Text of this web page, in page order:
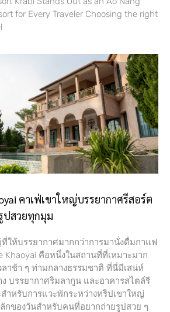
for Every Traveler Choosing the right
คาเฟ่เขาใหญ่บรรยากาศรีสอร์ต
ปสวยทุกมุม
ให้บรรยากาศมากกว่าการมานั่งดื่มกาแฟ
Khaoyai คือหนึ่งในสถานที่ที่เหมาะมาก
าช้า ๆ ท่ามกลางธรรมชาติ ที่นี่มีเสน่ห์
ง บรรยากาศริมลากูน และอาคารสไตล์รี
ำหรับการแวะพักระหว่างทริปเขาใหญ่
กของวันสำหรับคนที่อยากถ่ายรูปสวย ๆ